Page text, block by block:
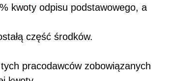
kwoty odpisu podstawowego, a
część środków.
pracodawców zobowiązanych